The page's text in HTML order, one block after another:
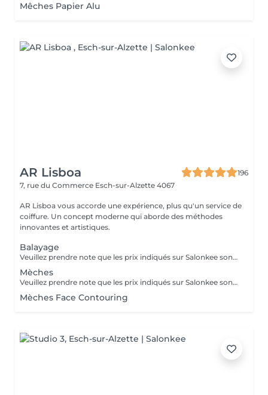
Mêches Papier Alu
AR Lisboa
196
7, rue du Commerce Esch-sur-Alzette 4067
AR Lisboa vous accorde une expérience, plus qu'un service de
coiffure. Un concept moderne qui aborde des méthodes
innovantes et artistiques.
Balayage
Veuillez prendre note que les prix indiqués sur Salonkee sont communiqués à titre informatif et s'entendent de base. Ces derniers sont susceptibles de varier selon le diagnostic réalisé à votre arrivée au salon et l'expertise du professionnel à qui vous confiez votre beauté. Dans tous les cas, un devis précis vous sera proposé et toutes réalisations de prestations seront effectuées avec votre accord. Un grand merci d'avance pour votre compréhension. Au plaisir de vous recevoir très vite.
Mèches
Veuillez prendre note que les prix indiqués sur Salonkee sont communiqués à titre informatif et s'entendent de base. Ces derniers sont susceptibles de varier selon le diagnostic réalisé à votre arrivée au salon et l'expertise du professionnel à qui vous confiez votre beauté. Dans tous les cas, un devis précis vous sera proposé et toutes réalisations de prestations seront effectuées avec votre accord. Un grand merci d'avance pour votre compréhension. Au plaisir de vous recevoir très vite.
Mèches Face Contouring